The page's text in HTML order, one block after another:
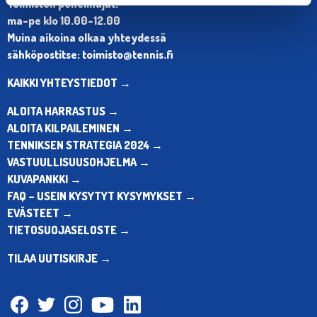
Toimiston puhelinajat:
ma-pe klo 10.00-12.00
Muina aikoina olkaa yhteydessä
sähköpostitse: toimisto@tennis.fi
KAIKKI YHTEYSTIEDOT →
ALOITA HARRASTUS →
ALOITA KILPAILEMINEN →
TENNIKSEN STRATEGIA 2024 →
VASTUULLISUUSOHJELMA →
KUVAPANKKI →
FAQ – USEIN KYSYTYT KYSYMYKSET →
EVÄSTEET →
TIETOSUOJASELOSTE →
TILAA UUTISKIRJE →